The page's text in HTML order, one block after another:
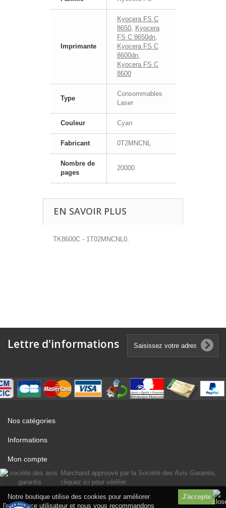
Notre boutique utilise des cookies pour améliorer
l'expérience utilisateur et nous vous recommandons
Imprimante
Kyocera FS C
8650, Kyocera
FS C 8650dn,
Kyocera FS C
8600dn,
Kyocera FS C
8600
Type
Consommables
Laser
Couleur Cyan
Fabricant 0T2MNCNL
Nombre de
pages
20000
EN SAVOIR PLUS
TK8600C - 1T02MNCNL0.
Lettre d'informations
Nos catégories
Informations
Mon compte
Marchand approuvé par la Société des Avis Garantis,
cliquez ici pour vérifier.